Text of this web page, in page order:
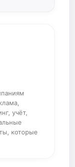
учёт,
которые